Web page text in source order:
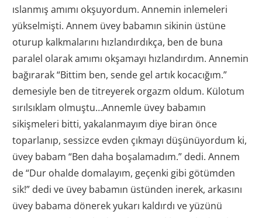
ıslanmış amımı okşuyordum. Annemin inlemeleri
yükselmişti. Annem üvey babamın sikinin üstüne
oturup kalkmalarını hızlandırdıkça, ben de buna
paralel olarak amımı okşamayı hızlandırdım. Annemin
bağırarak “Bittim ben, sende gel artık kocacığım.”
demesiyle ben de titreyerek orgazm oldum. Külotum
sırılsıklam olmuştu…Annemle üvey babamın
sikişmeleri bitti, yakalanmayım diye biran önce
toparlanıp, sessizce evden çıkmayı düşünüyordum ki,
üvey babam “Ben daha boşalamadım.” dedi. Annem
de “Dur ohalde domalayım, geçenki gibi götümden
sik!” dedi ve üvey babamın üstünden inerek, arkasını
üvey babama dönerek yukarı kaldırdı ve yüzünü